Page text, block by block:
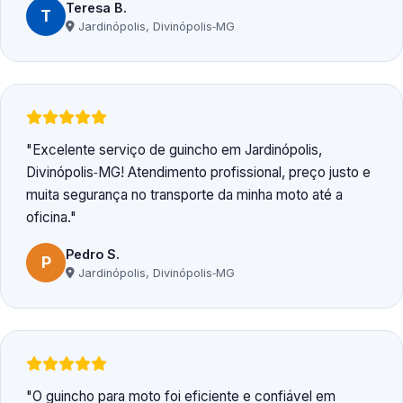
T Teresa B.
Jardinópolis, Divinópolis‑MG
Excelente serviço de guincho em Jardinópolis,
Divinópolis‑MG! Atendimento profissional, preço justo e
muita segurança no transporte da minha moto até a
oficina.
P Pedro S.
Jardinópolis, Divinópolis‑MG
O guincho para moto foi eficiente e confiável em